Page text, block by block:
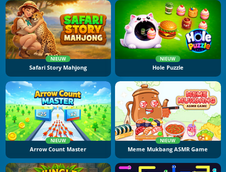
NIEUW
Safari Story Mahjong
NIEUW
Hole Puzzle
NIEUW
Arrow Count Master
NIEUW
Meme Mukbang ASMR Game